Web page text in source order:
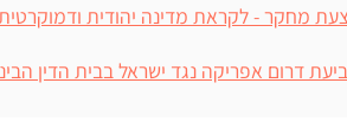
מחקר - לקראת מדינה יהודית ודמוקרטית
דרום אפריקה נגד ישראל בבית הדין